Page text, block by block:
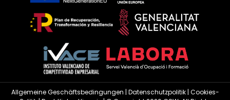
Allgemeine Geschäftsbedingungen | Datenschutzpolitik| Cookies-